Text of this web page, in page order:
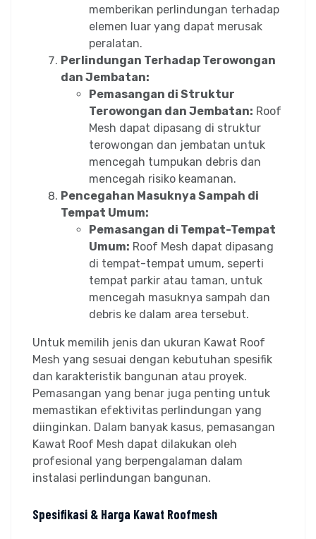
memberikan perlindungan terhadap
elemen luar yang dapat merusak
peralatan.
Perlindungan Terhadap Terowongan
dan Jembatan:
Pemasangan di Struktur
Terowongan dan Jembatan: Roof
Mesh dapat dipasang di struktur
terowongan dan jembatan untuk
mencegah tumpukan debris dan
mencegah risiko keamanan.
Pencegahan Masuknya Sampah di
Tempat Umum:
Pemasangan di Tempat-Tempat
Umum: Roof Mesh dapat dipasang
di tempat-tempat umum, seperti
tempat parkir atau taman, untuk
mencegah masuknya sampah dan
debris ke dalam area tersebut.
Untuk memilih jenis dan ukuran Kawat Roof
Mesh yang sesuai dengan kebutuhan spesifik
dan karakteristik bangunan atau proyek.
Pemasangan yang benar juga penting untuk
memastikan efektivitas perlindungan yang
diinginkan. Dalam banyak kasus, pemasangan
Kawat Roof Mesh dapat dilakukan oleh
profesional yang berpengalaman dalam
instalasi perlindungan bangunan.
Spesifikasi & Harga Kawat Roofmesh